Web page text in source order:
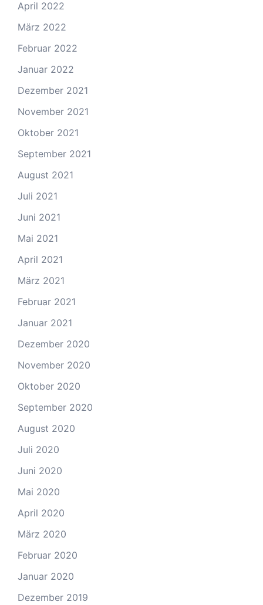
April 2022
März 2022
Februar 2022
Januar 2022
Dezember 2021
November 2021
Oktober 2021
September 2021
August 2021
Juli 2021
Juni 2021
Mai 2021
April 2021
März 2021
Februar 2021
Januar 2021
Dezember 2020
November 2020
Oktober 2020
September 2020
August 2020
Juli 2020
Juni 2020
Mai 2020
April 2020
März 2020
Februar 2020
Januar 2020
Dezember 2019